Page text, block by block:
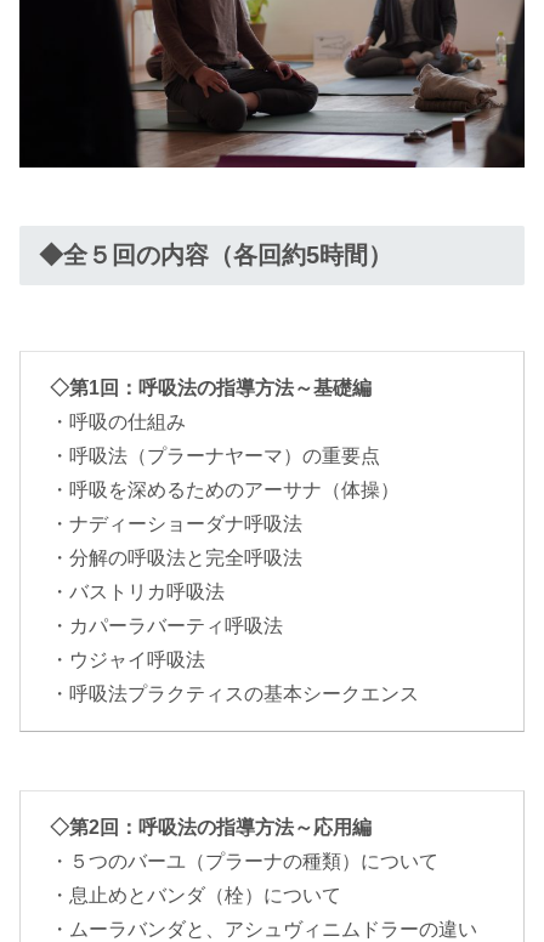
◆全５回の内容（各回約5時間）
◇第1回：呼吸法の指導方法～基礎編
・呼吸の仕組み
・呼吸法（プラーナヤーマ）の重要点
・呼吸を深めるためのアーサナ（体操）
・ナディーショーダナ呼吸法
・分解の呼吸法と完全呼吸法
・バストリカ呼吸法
・カパーラバーティ呼吸法
・ウジャイ呼吸法
・呼吸法プラクティスの基本シークエンス
◇第2回：呼吸法の指導方法～応用編
・５つのバーユ（プラーナの種類）について
・息止めとバンダ（栓）について
・ムーラバンダと、アシュヴィニムドラーの違い